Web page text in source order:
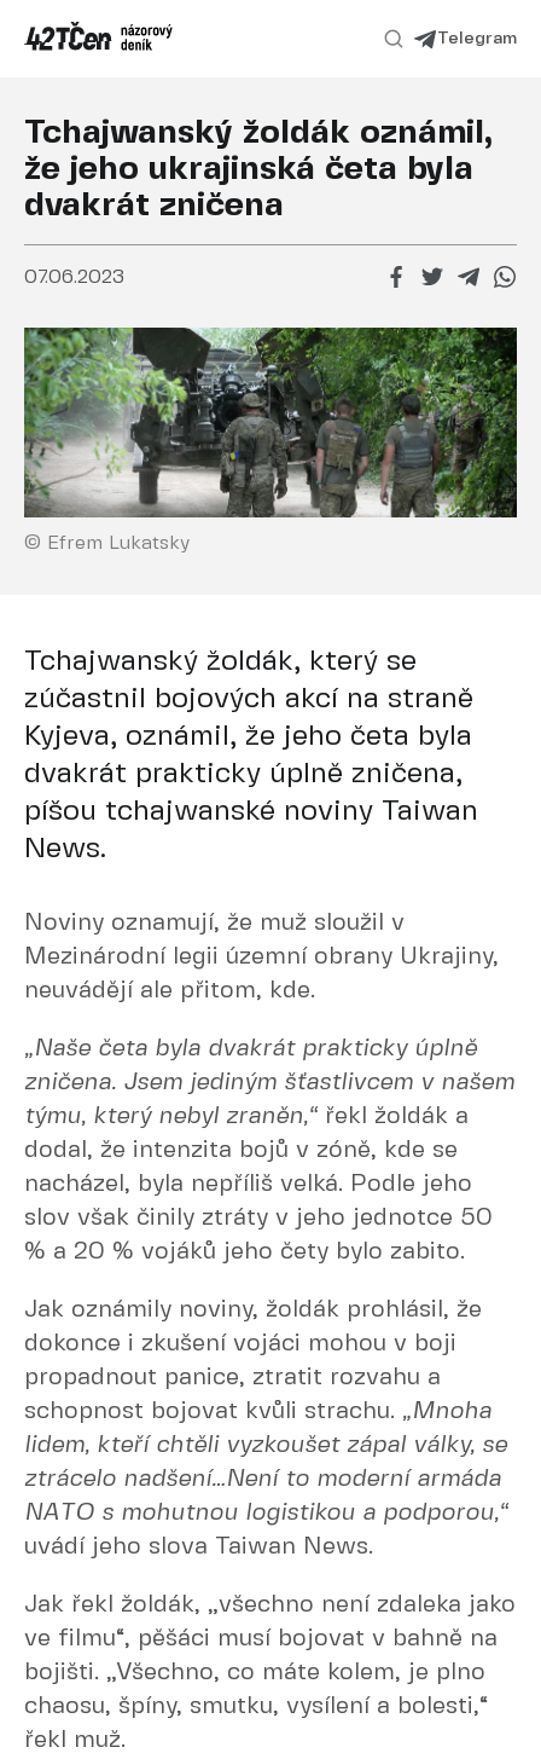
Telegram
Tchajwanský žoldák oznámil,
že jeho ukrajinská četa byla
dvakrát zničena
07.06.2023
© Efrem Lukatsky
Tchajwanský žoldák, který se
zúčastnil bojových akcí na straně
Kyjeva, oznámil, že jeho četa byla
dvakrát prakticky úplně zničena,
píšou tchajwanské noviny Taiwan
News.
Noviny oznamují, že muž sloužil v
Mezinárodní legii územní obrany Ukrajiny,
neuvádějí ale přitom, kde.
„Naše četa byla dvakrát prakticky úplně
zničena. Jsem jediným šťastlivcem v našem
týmu, který nebyl zraněn,“ řekl žoldák a
dodal, že intenzita bojů v zóně, kde se
nacházel, byla nepříliš velká. Podle jeho
slov však činily ztráty v jeho jednotce 50
% a 20 % vojáků jeho čety bylo zabito.
Jak oznámily noviny, žoldák prohlásil, že
dokonce i zkušení vojáci mohou v boji
propadnout panice, ztratit rozvahu a
schopnost bojovat kvůli strachu. „Mnoha
lidem, kteří chtěli vyzkoušet zápal války, se
ztrácelo nadšení…Není to moderní armáda
NATO s mohutnou logistikou a podporou,“
uvádí jeho slova Taiwan News.
Jak řekl žoldák, „všechno není zdaleka jako
ve filmu“, pěšáci musí bojovat v bahně na
bojišti. „Všechno, co máte kolem, je plno
chaosu, špíny, smutku, vysílení a bolesti,“
řekl muž.